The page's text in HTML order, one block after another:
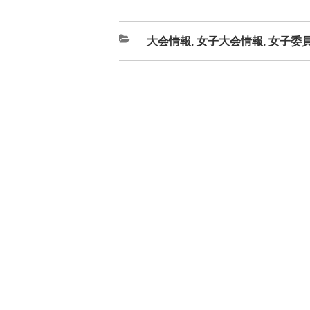
カ
テ
大会情報, 女子大会情報, 女子委